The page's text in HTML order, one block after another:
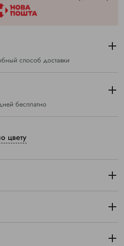
способ доставки
бесплатно
цвету